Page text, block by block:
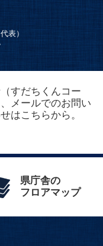
表）
すだちくんコー
メールでのお問い
はこちらから。
県庁舎の
フロアマップ